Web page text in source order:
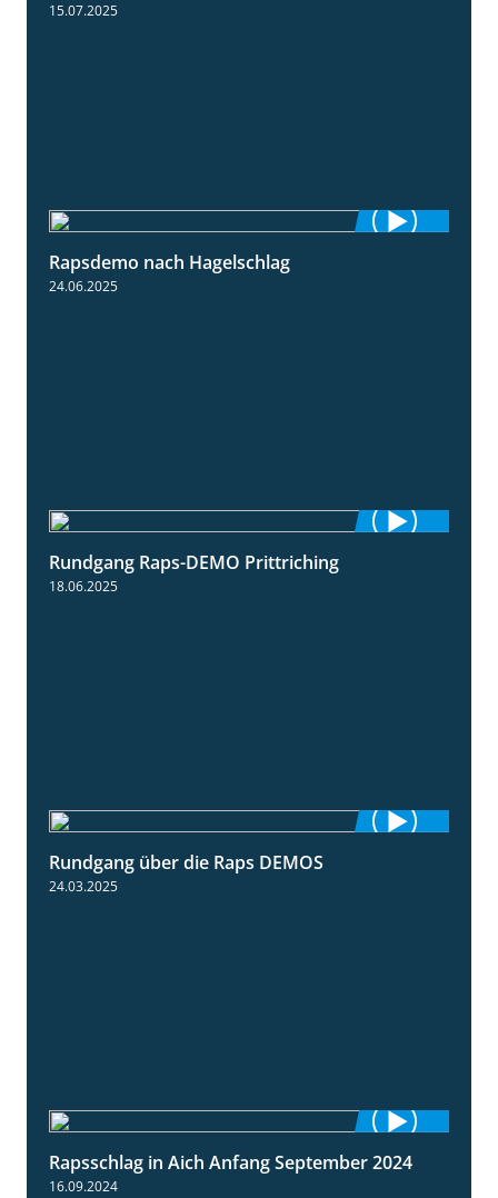
15.07.2025
Rapsdemo nach Hagelschlag
24.06.2025
Rundgang Raps-DEMO Prittriching
18.06.2025
Rundgang über die Raps DEMOS
24.03.2025
1:50
Rapsschlag in Aich Anfang September 2024
16.09.2024